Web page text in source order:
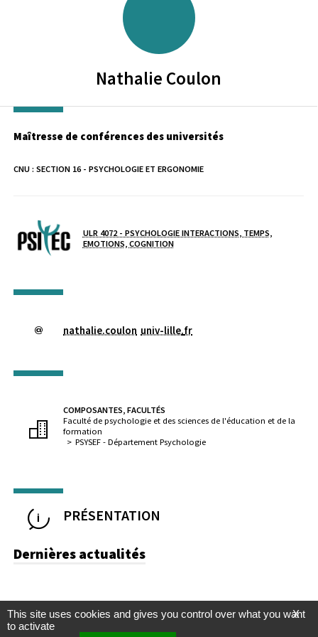
Nathalie Coulon
Maîtresse de conférences des universités
CNU : SECTION 16 - PSYCHOLOGIE ET ERGONOMIE
ULR 4072 - PSYCHOLOGIE INTERACTIONS, TEMPS,
EMOTIONS, COGNITION
nathalie.coulon univ-lille.fr
COMPOSANTES, FACULTÉS
Faculté de psychologie et des sciences de l'éducation et de la
formation
PSYSEF - Département Psychologie
PRÉSENTATION
Dernières actualités
X
This site uses cookies and gives you control over what you want
to activate